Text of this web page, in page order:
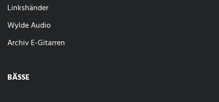
Linkshänder
Wylde Audio
Archiv E-Gitarren
BÄSSE